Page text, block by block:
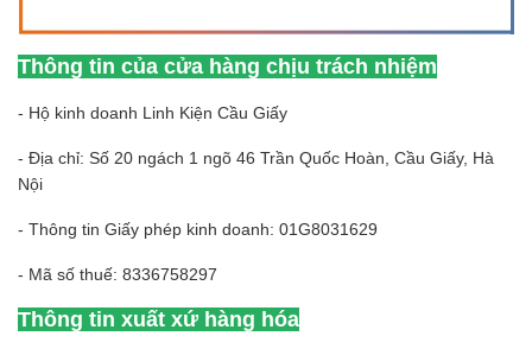
Thông tin của cửa hàng chịu trách nhiệm
- Hộ kinh doanh Linh Kiện Cầu Giấy
- Địa chỉ: Số 20 ngách 1 ngõ 46 Trần Quốc Hoàn, Cầu Giấy, Hà
Nội
- Thông tin Giấy phép kinh doanh: 01G8031629
- Mã số thuế: 8336758297
Thông tin xuất xứ hàng hóa